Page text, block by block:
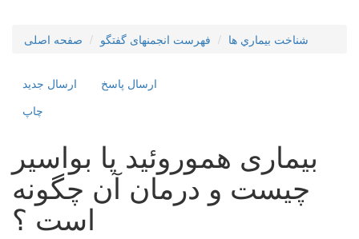
صفحه اصلی فهرست انجمنهای گفتگو شناخت بيماري ها
ارسال جديد
ارسال پاسخ
چاپ
بیماری هموروئید یا بواسیر
چیست و درمان آن چگونه
است ؟